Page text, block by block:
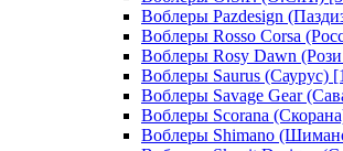
Воблеры Pazdesign
Воблеры Rosso Corsa
Воблеры Rosy Dawn
Воблеры Saurus (Саурус)
Воблеры Savage Gear
Воблеры Scorana
Воблеры Shimano